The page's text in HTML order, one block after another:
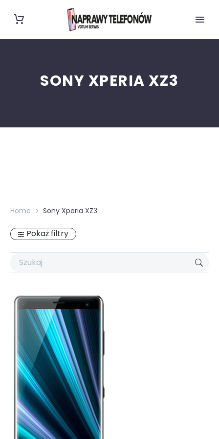
SONY XPERIA XZ3
Home Sony Xperia XZ3
Pokaż filtry